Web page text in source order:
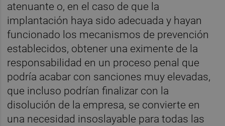
atenuante o, en el caso de que la
implantación haya sido adecuada y hayan
funcionado los mecanismos de prevención
establecidos, obtener una eximente de la
responsabilidad en un proceso penal que
podría acabar con sanciones muy elevadas,
que incluso podrían finalizar con la
disolución de la empresa, se convierte en
una necesidad insoslayable para todas las